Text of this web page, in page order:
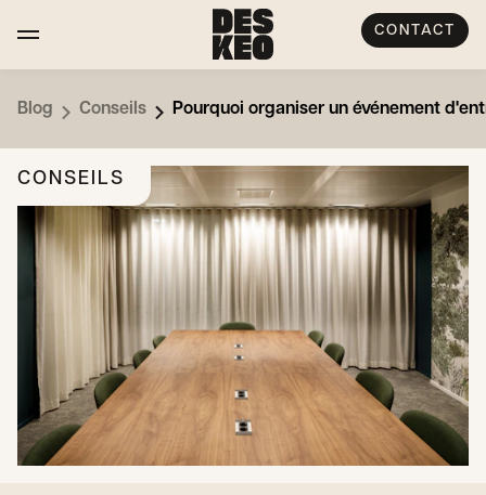
CONTACT
Blog Conseils Pourquoi organiser un événement
CONSEILS